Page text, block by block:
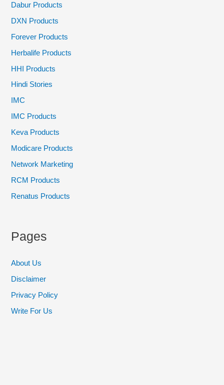
r
:
Dabur Products
DXN Products
Forever Products
Herbalife Products
HHI Products
Hindi Stories
IMC
IMC Products
Keva Products
Modicare Products
Network Marketing
RCM Products
Renatus Products
Pages
About Us
Disclaimer
Privacy Policy
Write For Us